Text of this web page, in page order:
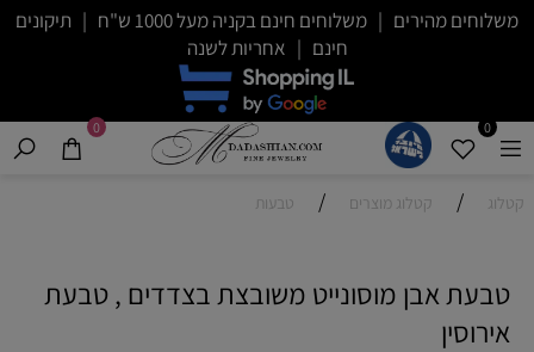
משלוחים מהירים | משלוחים חינם בקניה מעל 1000 ש"ח | תיקונים
חינם | אחריות לשנה
0
0
קטלוג / קטלוג מוצרים / טבעות
טבעת אבן מוסונייט משובצת בצדדים , טבעת
אירוסין